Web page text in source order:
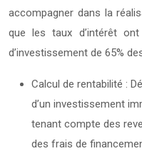
accompagner dans la
que les taux d’intérêt
d’investissement de 65%
Calcul de rentabilité :
d’un investissement
tenant compte des
des frais de